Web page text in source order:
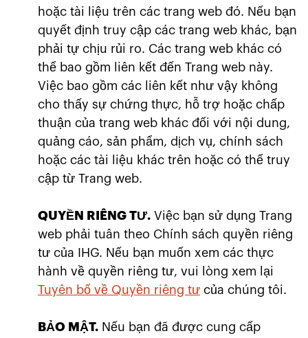
hoặc tài liệu trên các trang web đó. Nếu bạn
quyết định truy cập các trang web khác, bạn
phải tự chịu rủi ro. Các trang web khác có
thể bao gồm liên kết đến Trang web này.
Việc bao gồm các liên kết như vậy không
cho thấy sự chứng thực, hỗ trợ hoặc chấp
thuận của trang web khác đối với nội dung,
quảng cáo, sản phẩm, dịch vụ, chính sách
hoặc các tài liệu khác trên hoặc có thể truy
cập từ Trang web.
QUYỀN RIÊNG TƯ. Việc bạn sử dụng Trang
web phải tuân theo Chính sách quyền riêng
tư của IHG. Nếu bạn muốn xem các thực
hành về quyền riêng tư, vui lòng xem lại
Tuyên bố về Quyền riêng tư của chúng tôi.
BẢO MẬT. Nếu bạn đã được cung cấp